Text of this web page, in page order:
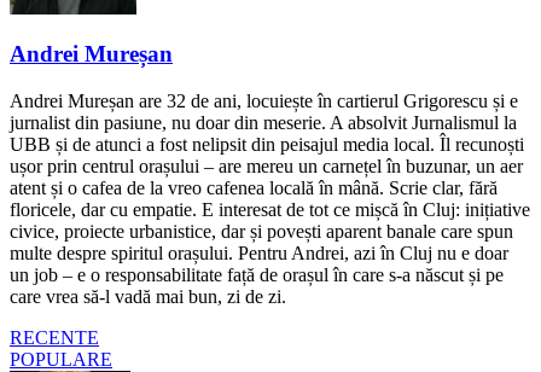
Andrei Mureșan
Andrei Mureșan are 32 de ani, locuiește în cartierul Grigorescu și e
jurnalist din pasiune, nu doar din meserie. A absolvit Jurnalismul la
UBB și de atunci a fost nelipsit din peisajul media local. Îl recunoști
ușor prin centrul orașului – are mereu un carnețel în buzunar, un aer
atent și o cafea de la vreo cafenea locală în mână. Scrie clar, fără
floricele, dar cu empatie. E interesat de tot ce mișcă în Cluj: inițiative
civice, proiecte urbanistice, dar și povești aparent banale care spun
multe despre spiritul orașului. Pentru Andrei, azi în Cluj nu e doar
un job – e o responsabilitate față de orașul în care s-a născut și pe
care vrea să-l vadă mai bun, zi de zi.
RECENTE
POPULARE